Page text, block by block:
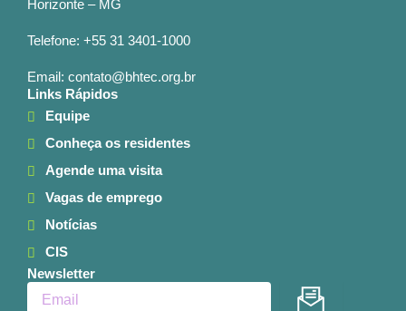
Horizonte – MG
Telefone: +55 31 3401-1000
Email: contato@bhtec.org.br
Links Rápidos
Equipe
Conheça os residentes
Agende uma visita
Vagas de emprego
Notícias
CIS
Newsletter
Enviar